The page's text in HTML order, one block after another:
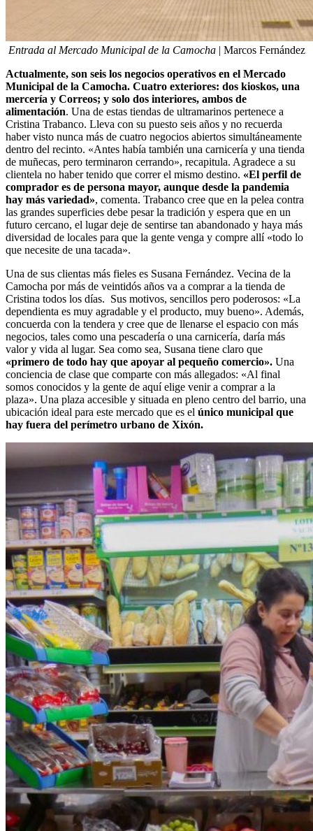
Entrada al Mercado Municipal de la Camocha| Marcos Fernández
Actualmente, son seis los negocios operativos en el Mercado
Municipal de la Camocha. Cuatro exteriores: dos kioskos, una
mercería y Correos; y solo dos interiores, ambos de
alimentación. Una de estas tiendas de ultramarinos pertenece a
Cristina Trabanco. Lleva con su puesto seis años y no recuerda
haber visto nunca más de cuatro negocios abiertos simultáneamente
dentro del recinto. «Antes había también una carnicería y una tienda
de muñecas, pero terminaron cerrando», recapitula. Agradece a su
clientela no haber tenido que correr el mismo destino. «El perfil de
comprador es de persona mayor, aunque desde la pandemia
hay más variedad», comenta. Trabanco cree que en la pelea contra
las grandes superficies debe pesar la tradición y espera que en un
futuro cercano, el lugar deje de sentirse tan abandonado y haya más
diversidad de locales para que la gente venga y compre allí «todo lo
que necesite de una tacada».
Una de sus clientas más fieles es Susana Fernández. Vecina de la
Camocha por más de veintidós años va a comprar a la tienda de
Cristina todos los días. Sus motivos, sencillos pero poderosos: «La
dependienta es muy agradable y el producto, muy bueno». Además,
concuerda con la tendera y cree que de llenarse el espacio con más
negocios, tales como una pescadería o una carnicería, daría más
valor y vida al lugar. Sea como sea, Susana tiene claro que
«primero de todo hay que apoyar al pequeño comercio». Una
conciencia de clase que comparte con más allegados: «Al final
somos conocidos y la gente de aquí elige venir a comprar a la
plaza». Una plaza accesible y situada en pleno centro del barrio, una
ubicación ideal para este mercado que es el único municipal que
hay fuera del perímetro urbano de Xixón.